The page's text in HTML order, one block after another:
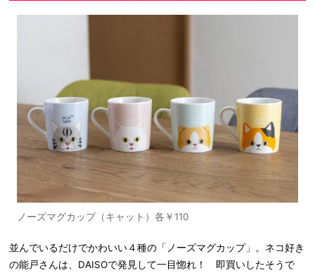
ノーズマグカップ（キャット）各￥110
並んでいるだけでかわいい４種の「ノーズマグカップ」。ネコ好き
の能戸さんは、DAISOで発見して一目惚れ！ 即買いしたそうで